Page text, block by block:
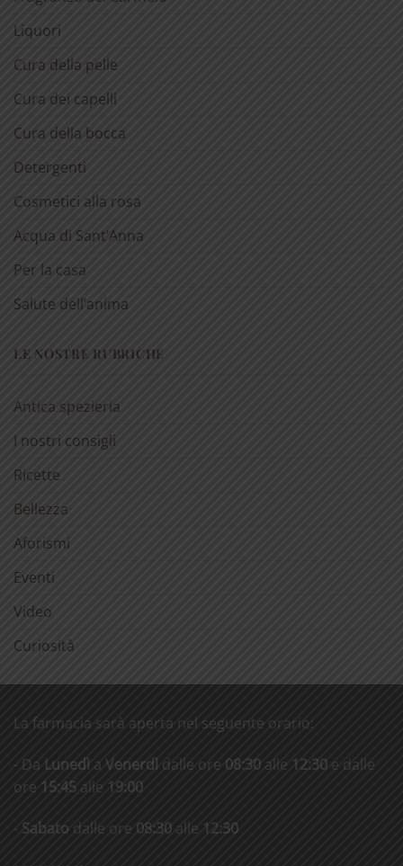
Liquori
Cura della pelle
Cura dei capelli
Cura della bocca
Detergenti
Cosmetici alla rosa
Acqua di Sant’Anna
Per la casa
Salute dell’anima
LE NOSTRE RUBRICHE
Antica spezieria
I nostri consigli
Ricette
Bellezza
Aforismi
Eventi
Video
Curiosità
La farmacia sarà aperta nel seguente orario:
- Da Lunedì a Venerdì dalle ore 08:30 alle 12:30 e dalle
ore 15:45 alle 19:00
- Sabato dalle ore 08:30 alle 12:30